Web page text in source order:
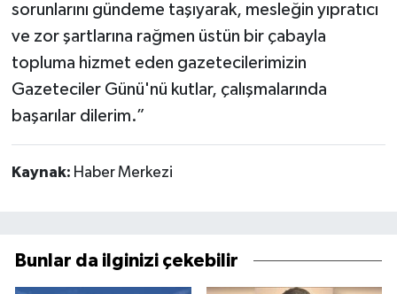
sorunlarını gündeme taşıyarak, mesleğin yıpratıcı
ve zor şartlarına rağmen üstün bir çabayla
topluma hizmet eden gazetecilerimizin
Gazeteciler Günü'nü kutlar, çalışmalarında
başarılar dilerim.”
Kaynak: Haber Merkezi
Bunlar da ilginizi çekebilir